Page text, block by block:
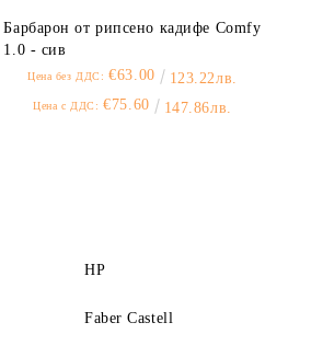
Барбарон от рипсено кадифе Comfy
1.0 - сив
Цена без ДДС: €63.00 123.22лв.
Цена с ДДС: €75.60 147.86лв.
HP
Faber Castell